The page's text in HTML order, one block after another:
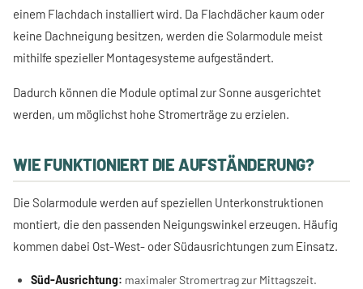
einem Flachdach installiert wird. Da Flachdächer kaum oder
keine Dachneigung besitzen, werden die Solarmodule meist
mithilfe spezieller Montagesysteme aufgeständert.
Dadurch können die Module optimal zur Sonne ausgerichtet
werden, um möglichst hohe Stromerträge zu erzielen.
WIE FUNKTIONIERT DIE AUFSTÄNDERUNG?
Die Solarmodule werden auf speziellen Unterkonstruktionen
montiert, die den passenden Neigungswinkel erzeugen. Häufig
kommen dabei Ost-West- oder Südausrichtungen zum Einsatz.
Süd-Ausrichtung: maximaler Stromertrag zur Mittagszeit.